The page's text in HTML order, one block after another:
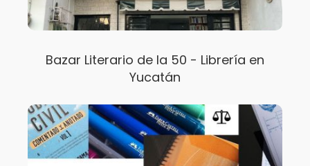
Bazar Literario de la 50 - Librería en
Yucatán